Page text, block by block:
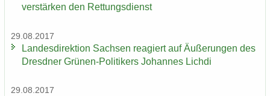
ver­stär­ken den Ret­tungs­dienst
29.08.2017
Lan­des­di­rek­ti­on Sach­sen re­agiert auf Äu­ße­run­gen des
Dresd­ner Grünen-​Politikers Jo­han­nes Lich­di
29.08.2017